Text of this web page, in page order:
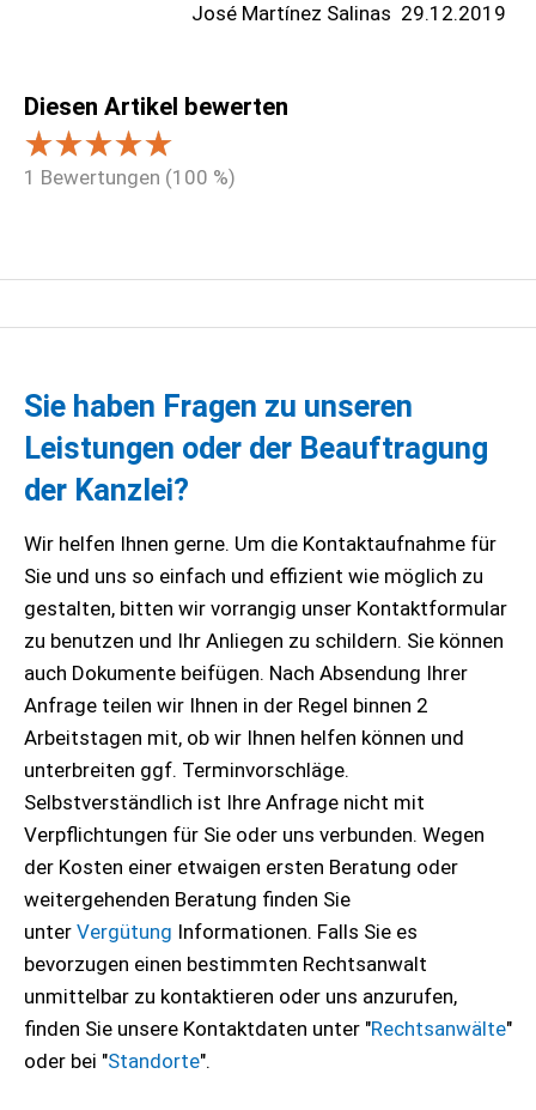
José Martínez Salinas 29.12.2019
Diesen Artikel bewerten
1 Bewertungen (100 %)
Sie haben Fragen zu unseren
Leistungen oder der Beauftragung
der Kanzlei?
Wir helfen Ihnen gerne. Um die Kontaktaufnahme für
Sie und uns so einfach und effizient wie möglich zu
gestalten, bitten wir vorrangig unser Kontaktformular
zu benutzen und Ihr Anliegen zu schildern. Sie können
auch Dokumente beifügen. Nach Absendung Ihrer
Anfrage teilen wir Ihnen in der Regel binnen 2
Arbeitstagen mit, ob wir Ihnen helfen können und
unterbreiten ggf. Terminvorschläge.
Selbstverständlich ist Ihre Anfrage nicht mit
Verpflichtungen für Sie oder uns verbunden. Wegen
der Kosten einer etwaigen ersten Beratung oder
weitergehenden Beratung finden Sie
unter Vergütung Informationen. Falls Sie es
bevorzugen einen bestimmten Rechtsanwalt
unmittelbar zu kontaktieren oder uns anzurufen,
finden Sie unsere Kontaktdaten unter "Rechtsanwälte"
oder bei "Standorte".